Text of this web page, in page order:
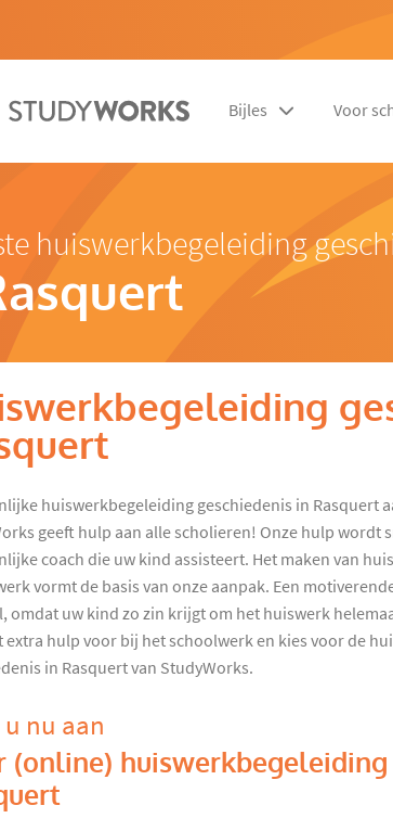
Bijles Voor
huiswerkbegeleiding
huiswerkbegeleiding geschiedenis in Rasquert
geeft hulp aan alle scholieren! Onze hulp wordt
coach die uw kind assisteert. Het maken van
vormt de basis van onze aanpak. Een
omdat uw kind zo zin krijgt om het huiswerk
extra hulp voor bij het schoolwerk en kies voor de
in Rasquert van StudyWorks.
u nu aan
(online)